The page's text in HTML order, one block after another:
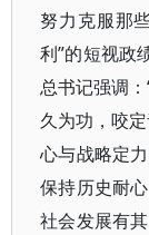
努力克服那
利”的短视政
总书记强调
久为功，咬
心与战略定
保持历史耐
社会发展有